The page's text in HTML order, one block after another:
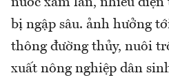
nước xâm lấn, nhiều
bị ngập sâu. ảnh hưởng
thông đường thủy, nuôi
xuất nông nghiệp dân